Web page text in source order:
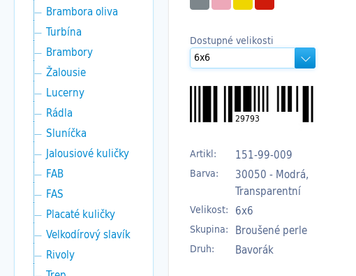
Brambora oliva
Turbína
Brambory
Žalousie
Lucerny
Rádla
Sluníčka
Jalousiové kuličky
FAB
FAS
Placaté kuličky
Velkodírový slavík
Rivoly
Dostupné velikosti
29793
Artikl: 151-99-009
Barva:
30050 - Modrá,
Transparentní
Velikost: 6x6
Skupina: Broušené perle
Druh: Bavorák